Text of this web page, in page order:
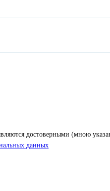
достоверными (мною
данных